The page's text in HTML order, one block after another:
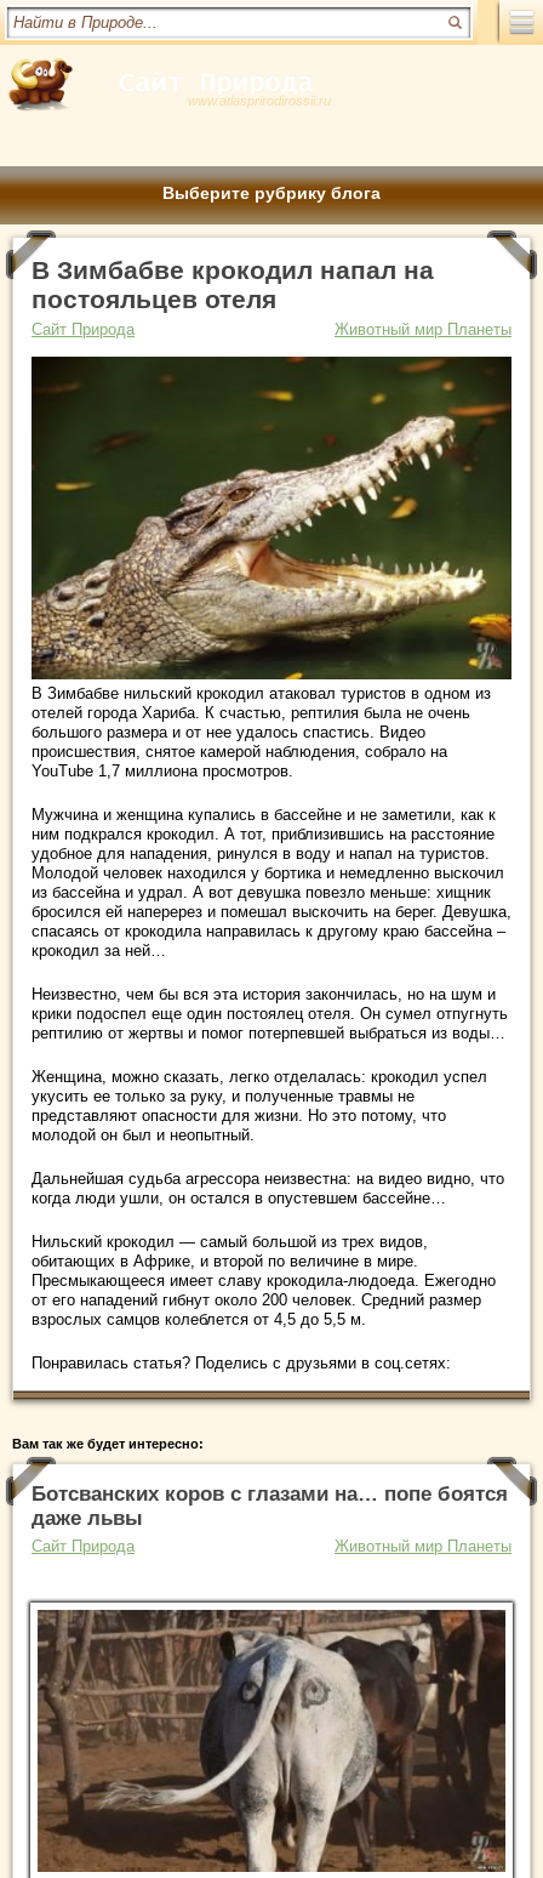
www.atlasprirodirossii.ru
Выберите рубрику блога
В Зимбабве крокодил напал на
постояльцев отеля
Сайт Природа Животный мир Планеты
В Зимбабве нильский крокодил атаковал туристов в одном из
отелей города Хариба. К счастью, рептилия была не очень
большого размера и от нее удалось спастись. Видео
происшествия, снятое камерой наблюдения, собрало на
YouTube 1,7 миллиона просмотров.
Мужчина и женщина купались в бассейне и не заметили, как к
ним подкрался крокодил. А тот, приблизившись на расстояние
удобное для нападения, ринулся в воду и напал на туристов.
Молодой человек находился у бортика и немедленно выскочил
из бассейна и удрал. А вот девушка повезло меньше: хищник
бросился ей наперерез и помешал выскочить на берег. Девушка,
спасаясь от крокодила направилась к другому краю бассейна –
крокодил за ней…
Неизвестно, чем бы вся эта история закончилась, но на шум и
крики подоспел еще один постоялец отеля. Он сумел отпугнуть
рептилию от жертвы и помог потерпевшей выбраться из воды…
Женщина, можно сказать, легко отделалась: крокодил успел
укусить ее только за руку, и полученные травмы не
представляют опасности для жизни. Но это потому, что
молодой он был и неопытный.
Дальнейшая судьба агрессора неизвестна: на видео видно, что
когда люди ушли, он остался в опустевшем бассейне…
Нильский крокодил — самый большой из трех видов,
обитающих в Африке, и второй по величине в мире.
Пресмыкающееся имеет славу крокодила-людоеда. Ежегодно
от его нападений гибнут около 200 человек. Средний размер
взрослых самцов колеблется от 4,5 до 5,5 м.
Понравилась статья? Поделись с друзьями в соц.сетях:
Вам так же будет интересно:
Ботсванских коров с глазами на… попе боятся
даже львы
Сайт Природа Животный мир Планеты